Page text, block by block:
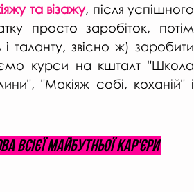
та візажу, після успішного
просто заробіток, потім
таланту, звісно ж) заробити
курси на кшталт "Школа
"Макіяж собі, коханій" і
всієї майбутньої кар'єри